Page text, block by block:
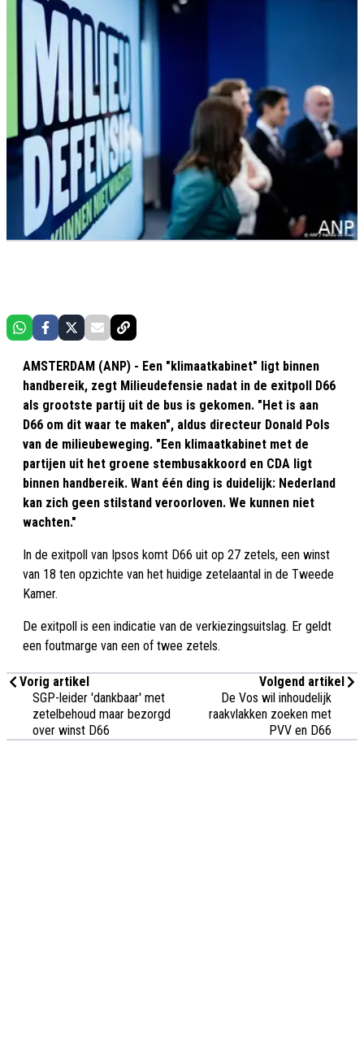
AMSTERDAM (ANP) - Een "klimaatkabinet" ligt binnen
handbereik, zegt Milieudefensie nadat in de exitpoll D66
als grootste partij uit de bus is gekomen. "Het is aan
D66 om dit waar te maken", aldus directeur Donald Pols
van de milieubeweging. "Een klimaatkabinet met de
partijen uit het groene stembusakkoord en CDA ligt
binnen handbereik. Want één ding is duidelijk: Nederland
kan zich geen stilstand veroorloven. We kunnen niet
wachten."
In de exitpoll van Ipsos komt D66 uit op 27 zetels, een winst
van 18 ten opzichte van het huidige zetelaantal in de Tweede
Kamer.
De exitpoll is een indicatie van de verkiezingsuitslag. Er geldt
een foutmarge van een of twee zetels.
Vorig artikel
SGP-leider 'dankbaar' met
zetelbehoud maar bezorgd
over winst D66
Volgend artikel
De Vos wil inhoudelijk
raakvlakken zoeken met
PVV en D66